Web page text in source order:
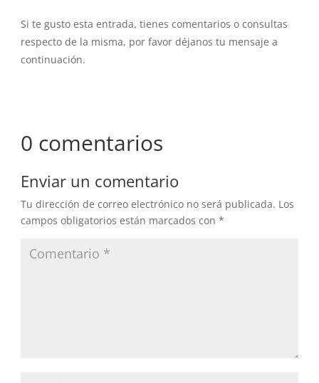
Si te gusto esta entrada, tienes comentarios o consultas
respecto de la misma, por favor déjanos tu mensaje a
continuación.
0 comentarios
Enviar un comentario
Tu dirección de correo electrónico no será publicada. Los
campos obligatorios están marcados con*